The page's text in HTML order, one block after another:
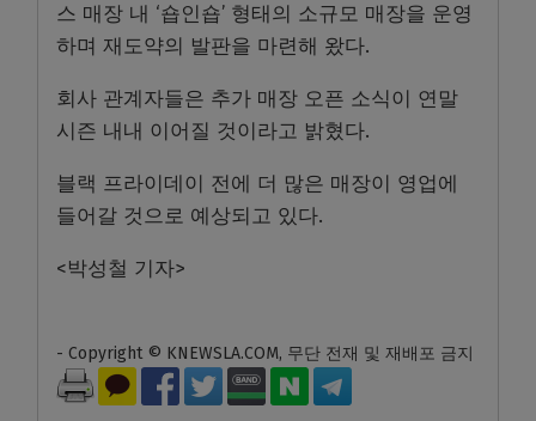
스 매장 내 ‘숍인숍’ 형태의 소규모 매장을 운영
하며 재도약의 발판을 마련해 왔다.
회사 관계자들은 추가 매장 오픈 소식이 연말
시즌 내내 이어질 것이라고 밝혔다.
블랙 프라이데이 전에 더 많은 매장이 영업에
들어갈 것으로 예상되고 있다.
<박성철 기자>
- Copyright © KNEWSLA.COM, 무단 전재 및 재배포 금지